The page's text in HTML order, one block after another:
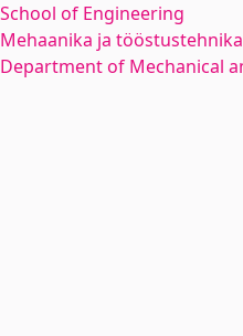
School of Engineering
Mehaanika ja
Department of Mechanical